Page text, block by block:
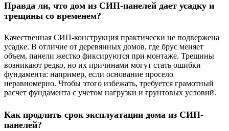
Правда ли, что дом из СИП-панелей дает усадку и
трещины со временем?
Качественная СИП-конструкция практически не подвержена
усадке. В отличие от деревянных домов, где брус меняет
объем, панели жестко фиксируются при монтаже. Трещины
возникают редко, но их причинами могут стать ошибки
фундамента: например, если основание просело
неравномерно. Чтобы этого избежать, требуется грамотный
расчет фундамента с учетом нагрузки и грунтовых условий.
Как продлить срок эксплуатации дома из СИП-
панелей?